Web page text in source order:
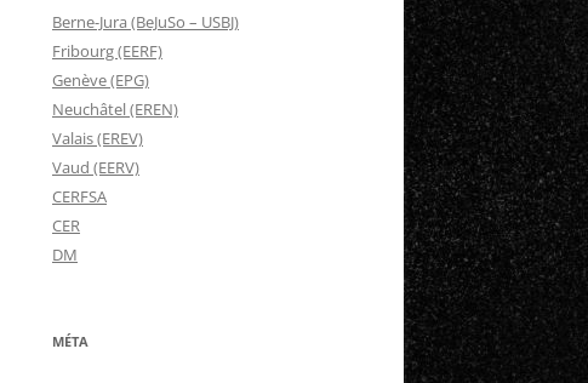
Berne-Jura (BeJuSo – USBJ)
Fribourg (EERF)
Genève (EPG)
Neuchâtel (EREN)
Valais (EREV)
Vaud (EERV)
CERFSA
CER
DM
MÉTA